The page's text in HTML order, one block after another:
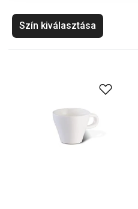
Szín kiválasztása